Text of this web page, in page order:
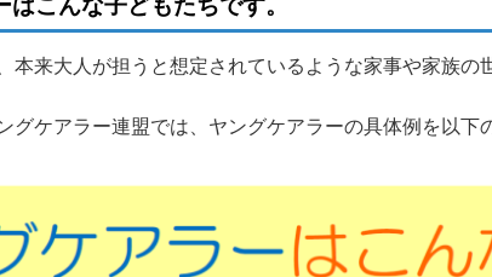
はこんな子どもたちです。
本来大人が担うと想定されているような家事や家族
グケアラー連盟では、ヤングケアラーの具体例を以下